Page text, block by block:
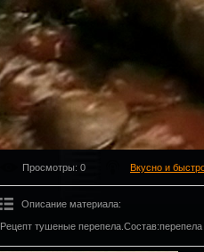
Просмотры: 0 Вкусно и
Описание материала:
Рецепт тушеные